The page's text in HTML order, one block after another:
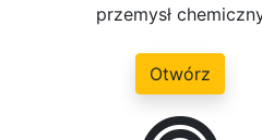
przemysł
Otwórz